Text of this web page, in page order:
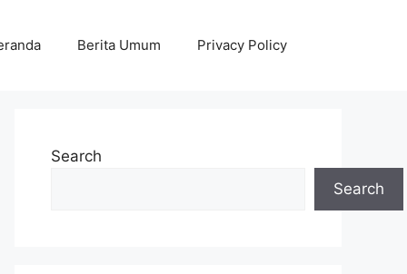
Berita Umum Privacy Policy
Search
Search